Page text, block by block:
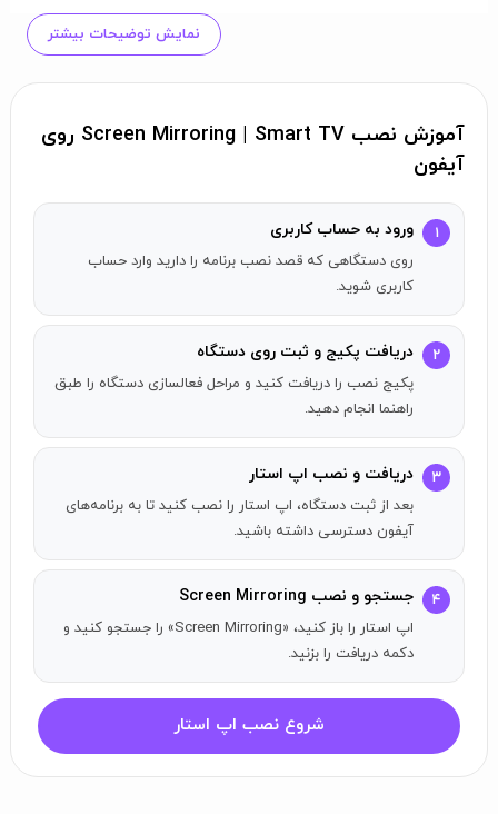
presentations to students. Just do this all and cast it on a
- Cast photos and videos from your favourite sources like
Photo Library or web
are on the same Wi-Fi network. Make sure to turn off all
VPN and proxy to connect to your TV.
Supported TVs
We have carefully tested our applications on a wide range
of TV models to ensure compatibility. However, we cannot
guarantee that it will work on every single device.
Some third-party apps have restrictions that may prevent
screen mirroring, which can result in a black screen on your
TV. For example, services like Netflix have chosen to limit
this functionality which is beyond our control.
Privacy Policy: https://appville.io/privacy-policy
Terms of Service: https://appville.io/terms-of-use
نمایش توضیحات بیشتر
آموزش نصب Screen Mirroring | Smart TV روی
آیفون
۱ ورود به حساب کاربری
روی دستگاهی که قصد نصب برنامه را دارید وارد حساب
کاربری شوید.
۲ دریافت پکیج و ثبت روی دستگاه
پکیج نصب را دریافت کنید و مراحل فعالسازی دستگاه را طبق
راهنما انجام دهید.
۳ دریافت و نصب اپ استار
بعد از ثبت دستگاه، اپ استار را نصب کنید تا به برنامه‌های
آیفون دسترسی داشته باشید.
۴ جستجو و نصب Screen Mirroring
اپ استار را باز کنید، «Screen Mirroring» را جستجو کنید و
دکمه دریافت را بزنید.
شروع نصب اپ استار